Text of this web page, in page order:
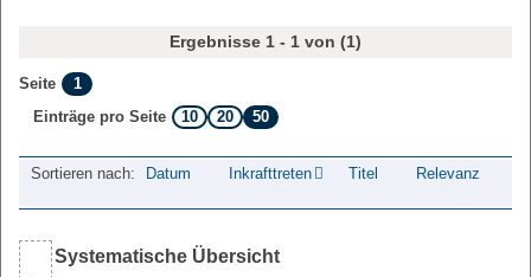
Ergebnisse 1 - 1 von (1)
Seite
1
Einträge pro Seite
10 20 50
Sortieren nach: Datum Inkrafttreten Titel Relevanz
Systematische Übersicht